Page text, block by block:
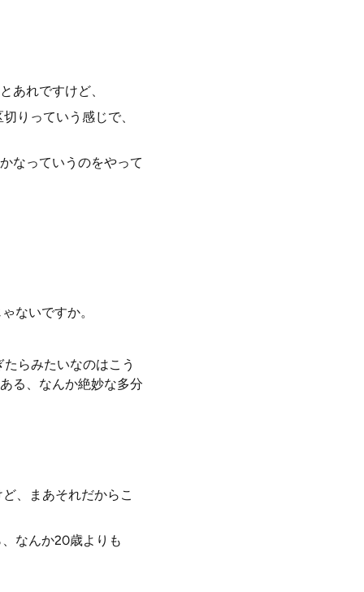
あれですけど、
りっていう感じで、
なっていうのをやって
ないですか。
らみたいなのはこう
る、なんか絶妙な多分
、まあそれだからこ
なんか20歳よりも